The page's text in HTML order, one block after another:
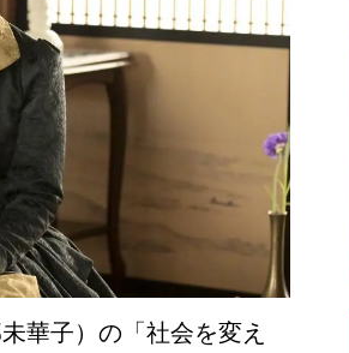
かっこいいという奇